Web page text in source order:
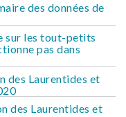
des données de
sur les tout-petits
pas dans
des Laurentides et
des Laurentides et